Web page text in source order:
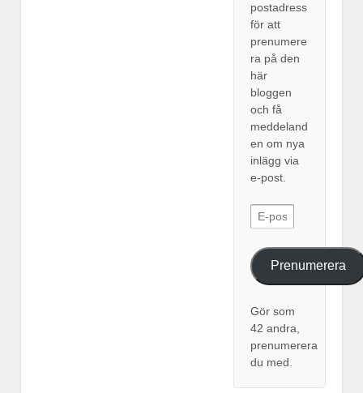
postadress
för att
prenumere
ra på den
här
bloggen
och få
meddeland
en om nya
inlägg via
e-post.
E-postadress
Prenumerera
Gör som
42 andra,
prenumerera
du med.